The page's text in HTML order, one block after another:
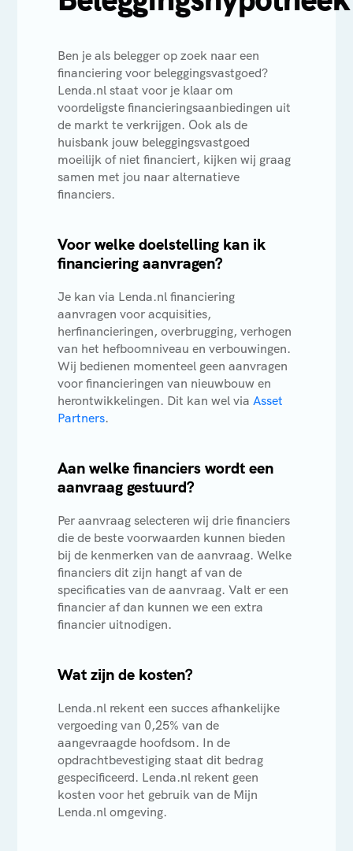
Ben je als belegger op zoek naar een
financiering voor beleggingsvastgoed?
Lenda.nl staat voor je klaar om
voordeligste financieringsaanbiedingen uit
de markt te verkrijgen. Ook als de
huisbank jouw beleggingsvastgoed
moeilijk of niet financiert, kijken wij graag
samen met jou naar alternatieve
financiers.
Voor welke doelstelling kan ik
financiering aanvragen?
Je kan via Lenda.nl financiering
aanvragen voor acquisities,
herfinancieringen, overbrugging, verhogen
van het hefboomniveau en verbouwingen.
Wij bedienen momenteel geen aanvragen
voor financieringen van nieuwbouw en
herontwikkelingen. Dit kan wel viaAsset
Partners.
Aan welke financiers wordt een
aanvraag gestuurd?
Per aanvraag selecteren wij drie financiers
die de beste voorwaarden kunnen bieden
bij de kenmerken van de aanvraag. Welke
financiers dit zijn hangt af van de
specificaties van de aanvraag. Valt er een
financier af dan kunnen we een extra
financier uitnodigen.
Wat zijn de kosten?
Lenda.nl rekent een succes afhankelijke
vergoeding van 0,25% van de
aangevraagde hoofdsom. In de
opdrachtbevestiging staat dit bedrag
gespecificeerd. Lenda.nl rekent geen
kosten voor het gebruik van de Mijn
Lenda.nl omgeving.